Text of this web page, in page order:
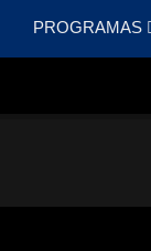
PROGRAMAS